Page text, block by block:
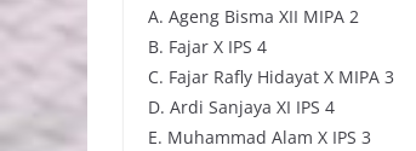
A. Ageng Bisma XII MIPA 2
B. Fajar X IPS 4
C. Fajar Rafly Hidayat X MIPA 3
D. Ardi Sanjaya XI IPS 4
E. Muhammad Alam X IPS 3